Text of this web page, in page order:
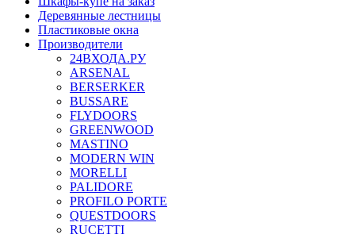
Деревянные лестницы
Пластиковые окна
Производители
24ВХОДА.РУ
ARSENAL
BERSERKER
BUSSARE
FLYDOORS
GREENWOOD
MASTINO
MODERN WIN
MORELLI
PALIDORE
PROFILO PORTE
QUESTDOORS
RUCETTI